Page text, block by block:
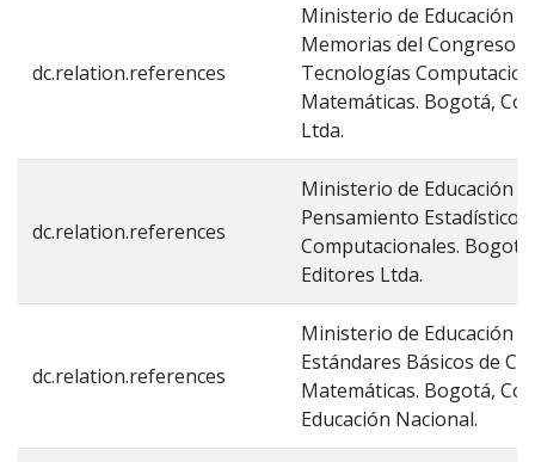
dc.relation.references
Ministerio de Educación
Memorias del Congreso
Tecnologías
Matemáticas. Bogotá,
Ltda.
dc.relation.references
Ministerio de Educación
Pensamiento Estadístico
Computacionales.
Editores Ltda.
dc.relation.references
Ministerio de Educación
Estándares Básicos de
Matemáticas. Bogotá,
Educación Nacional.